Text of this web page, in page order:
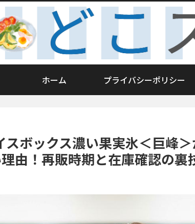
ホーム プライバシーポリシー
スボックス濃い果実氷＜巨峰
由！再販時期と在庫確認の裏